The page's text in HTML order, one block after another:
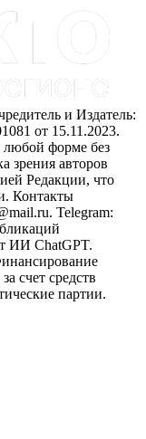
и Издатель:
от 15.11.2023.
любой форме без
зрения авторов
Редакции, что
Контакты
Telegram:
ИИ ChatGPT.
счет средств
партии.